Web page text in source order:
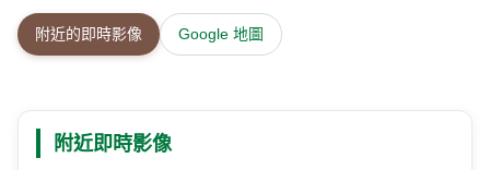
附近的即時影像 Google 地圖
附近即時影像